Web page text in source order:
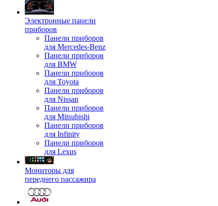
Электронные панели
приборов
Панели приборов
для Mercedes-Benz
Панели приборов
для BMW
Панели приборов
для Toyota
Панели приборов
для Nissan
Панели приборов
для Mitsubishi
Панели приборов
для Infinity
Панели приборов
для Lexus
Мониторы для
переднего пассажира